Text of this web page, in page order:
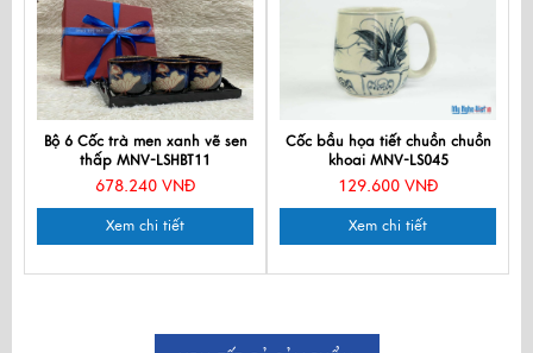
Bộ 6 Cốc trà men xanh vẽ sen
thấp MNV-LSHBT11
678.240 VNĐ
Xem chi tiết
Cốc bầu họa tiết chuồn chuồn
khoai MNV-LS045
129.600 VNĐ
Xem chi tiết